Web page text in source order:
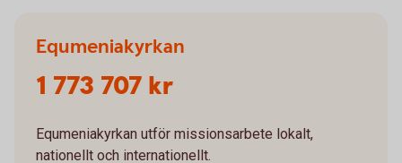
Equmeniakyrkan
1 773 707 kr
Equmeniakyrkan utför missionsarbete lokalt,
nationellt och internationellt.